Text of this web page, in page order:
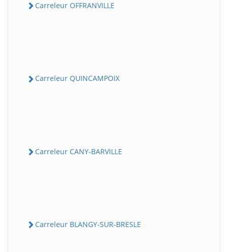
Carreleur OFFRANVILLE
Carreleur QUINCAMPOIX
Carreleur CANY-BARVILLE
Carreleur BLANGY-SUR-BRESLE